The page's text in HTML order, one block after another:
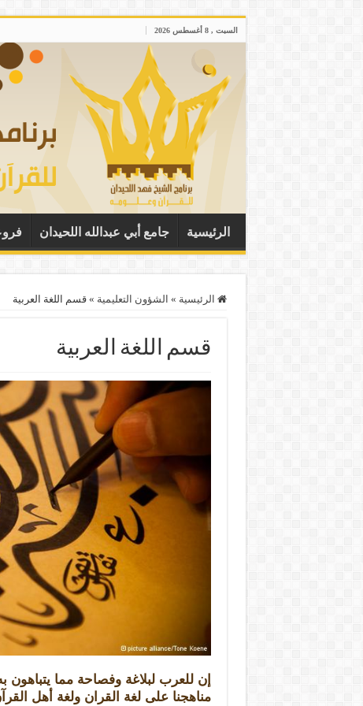
السبت , 8 أغسطس 2026
الرئيسية جامع أبي عبدالله اللحيدان
الرئيسية » الشؤون التعليمية » قسم اللغة العربية
قسم اللغة العربية
إن للعرب لبلاغة وفصاحة مما يتباهون
مناهجنا على لغة القران ولغة أهل